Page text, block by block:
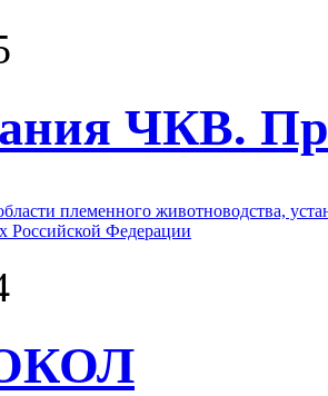
ЧКВ.
племенного животноводства,
Российской Федерации